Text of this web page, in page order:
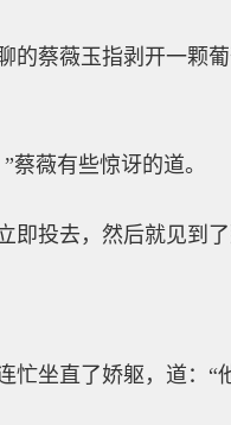
的蔡薇玉指剥开一颗
蔡薇有些惊讶的道。
即投去，然后就见到了
忙坐直了娇躯，道：“